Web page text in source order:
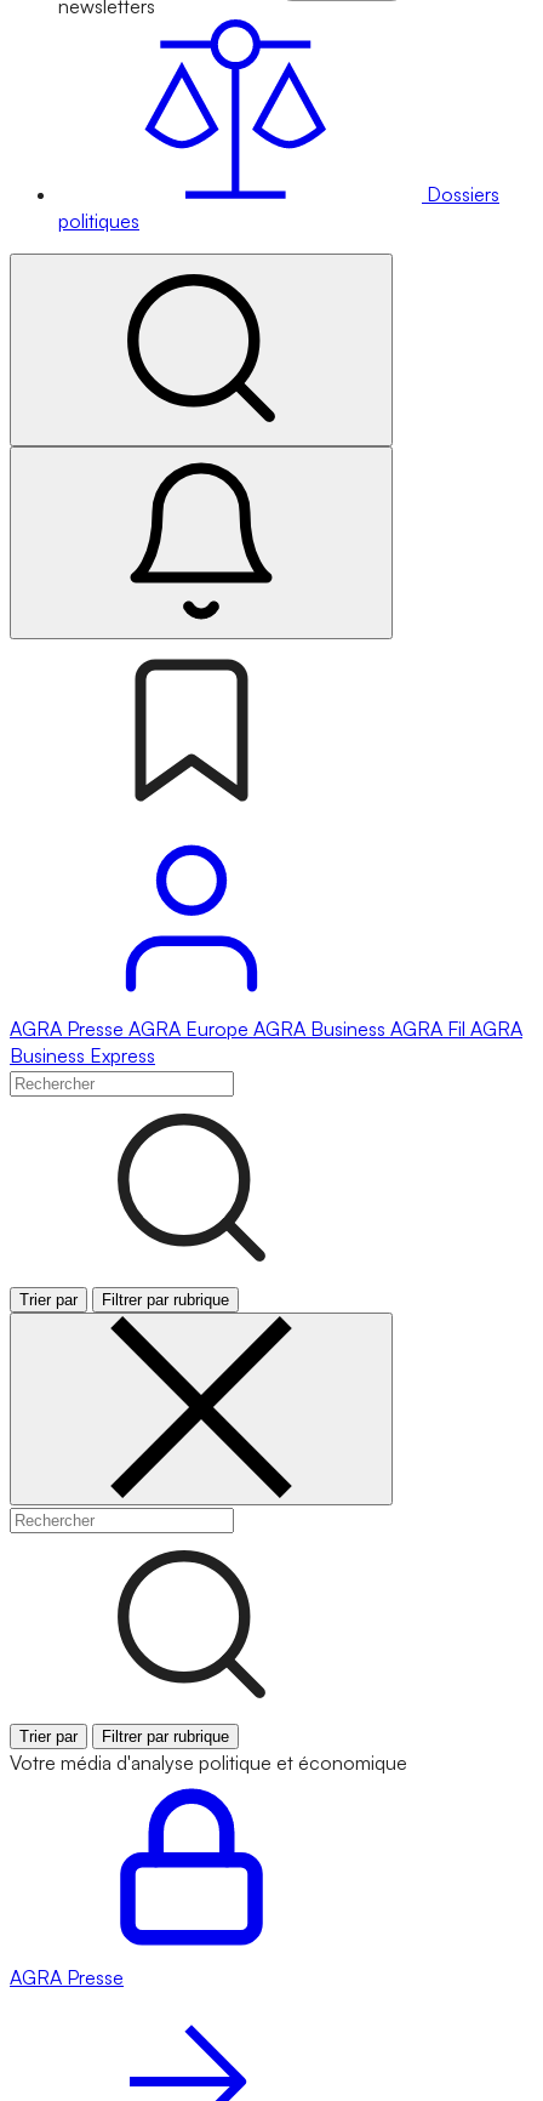
newsletters
Dossiers
politiques
AGRA Presse AGRA Europe AGRA Business AGRA Fil AGRA
Business Express
Trier par Filtrer par rubrique
Trier par Filtrer par rubrique
Votre média d'analyse politique et économique
AGRA Presse